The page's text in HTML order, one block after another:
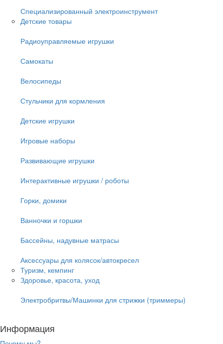
Специализированный электроинструмент
Детские товары
Радиоуправляемые игрушки
Самокаты
Велосипеды
Стульчики для кормления
Детские игрушки
Игровые наборы
Развивающие игрушки
Интерактивные игрушки / роботы
Горки, домики
Ванночки и горшки
Бассейны, надувные матрасы
Аксессуары для колясок/автокресел
Туризм, кемпинг
Здоровье, красота, уход
Электробритвы/Машинки для стрижки (триммеры)
Информация